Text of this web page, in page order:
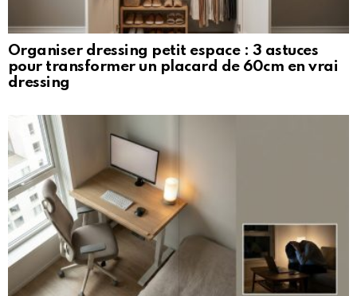
Organiser dressing petit espace : 3 astuces
pour transformer un placard de 60cm en vrai
dressing